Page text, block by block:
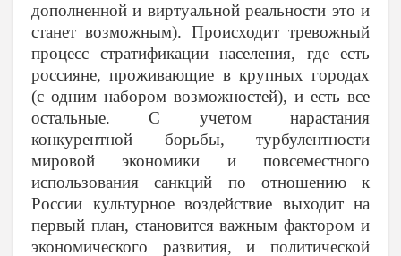
дополненной и виртуальной реальности это и
станет возможным). Происходит тревожный
процесс стратификации населения, где есть
россияне, проживающие в крупных городах
(с одним набором возможностей), и есть все
остальные. С учетом нарастания
конкурентной борьбы, турбулентности
мировой экономики и повсеместного
использования санкций по отношению к
России культурное воздействие выходит на
первый план, становится важным фактором и
экономического развития, и политической